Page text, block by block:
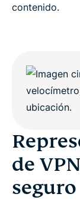
contenido.
de
seguro